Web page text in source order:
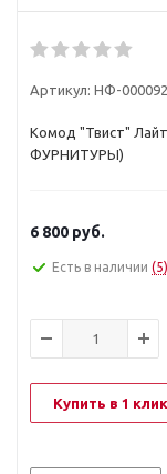
Артикул: НФ-
Комод "Твист"
ФУРНИТУРЫ)
6 800 руб.
Есть в наличии (5)
Купить в 1 клик